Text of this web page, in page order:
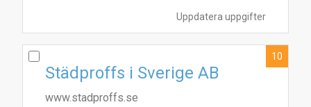
Uppdatera uppgifter
Städproffs i Sverige AB
www.stadproffs.se
10